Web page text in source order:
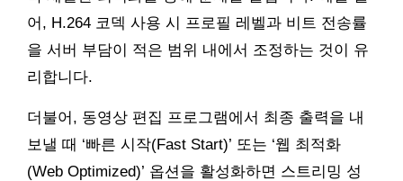
어, H.264 코덱 사용 시 프로필 레벨과 비트 전송률
을 서버 부담이 적은 범위 내에서 조정하는 것이 유
리합니다.
더불어, 동영상 편집 프로그램에서 최종 출력을 내
보낼 때 ‘빠른 시작(Fast Start)’ 또는 ‘웹 최적화
(Web Optimized)’ 옵션을 활성화하면 스트리밍 성